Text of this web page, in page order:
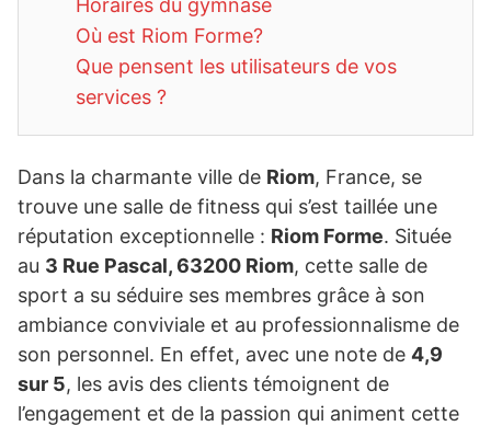
Horaires du gymnase
Où est Riom Forme?
Que pensent les utilisateurs de vos
services ?
Dans la charmante ville de Riom, France, se
trouve une salle de fitness qui s’est taillée une
réputation exceptionnelle : Riom Forme. Située
au 3 Rue Pascal, 63200 Riom, cette salle de
sport a su séduire ses membres grâce à son
ambiance conviviale et au professionnalisme de
son personnel. En effet, avec une note de 4,9
sur 5, les avis des clients témoignent de
l’engagement et de la passion qui animent cette